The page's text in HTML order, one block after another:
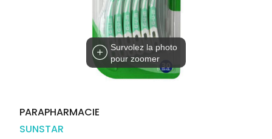
Survolez la photo
pour zoomer
PARAPHARMACIE
SUNSTAR